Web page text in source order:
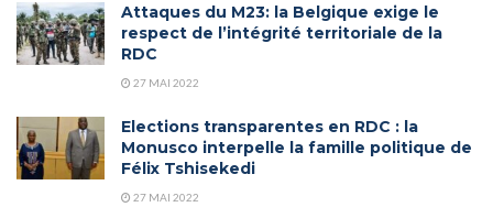
Attaques du M23: la Belgique exige le
respect de l’intégrité territoriale de la
RDC
27 MAI 2022
Elections transparentes en RDC : la
Monusco interpelle la famille politique de
Félix Tshisekedi
27 MAI 2022